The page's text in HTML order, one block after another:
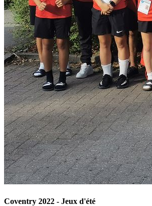
Coventry 2022 - Jeux d'été